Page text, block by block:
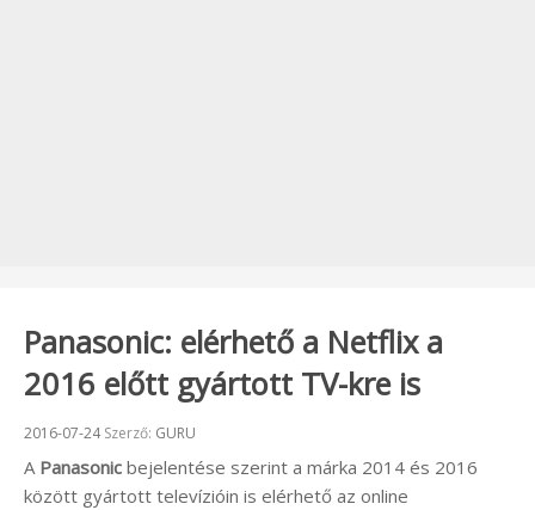
Panasonic: elérhető a Netflix a
2016 előtt gyártott TV-kre is
Beküldve:
2016-07-24Szerző: GURU
A Panasonic bejelentése szerint a márka 2014 és 2016
között gyártott televízióin is elérhető az online